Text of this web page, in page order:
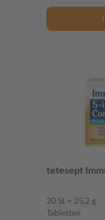
tetesept
20 St = 25,2 g
Tabletten